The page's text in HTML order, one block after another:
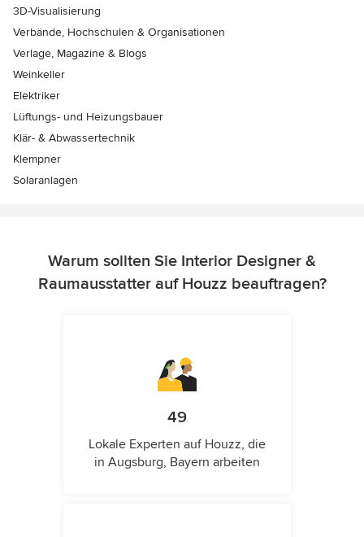
3D-Visualisierung
Verbände, Hochschulen & Organisationen
Verlage, Magazine & Blogs
Weinkeller
Elektriker
Lüftungs- und Heizungsbauer
Klär- & Abwassertechnik
Klempner
Solaranlagen
Warum sollten Sie Interior Designer &
Raumausstatter auf Houzz beauftragen?
49
Lokale Experten auf Houzz, die
in Augsburg, Bayern arbeiten